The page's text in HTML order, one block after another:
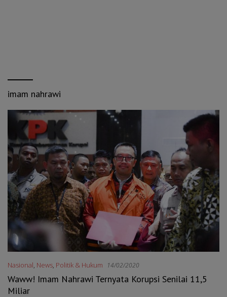
imam nahrawi
Nasional, News, Politik & Hukum 14/02/2020
Waww! Imam Nahrawi Ternyata Korupsi Senilai 11,5
Miliar